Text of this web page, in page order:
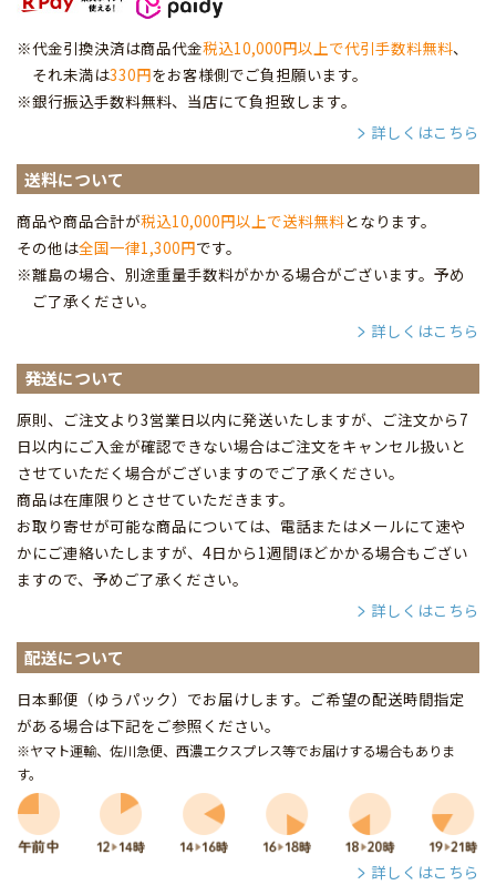
※代金引換決済は商品代金税込10,000円以上で代引手数料無料、
それ未満は330円をお客様側でご負担願います。
※銀行振込手数料無料、当店にて負担致します。
詳しくはこちら
送料について
商品や商品合計が税込10,000円以上で送料無料となります。
その他は全国一律1,300円です。
※離島の場合、別途重量手数料がかかる場合がございます。予め
ご了承ください。
詳しくはこちら
発送について
原則、ご注文より3営業日以内に発送いたしますが、ご注文から7
日以内にご入金が確認できない場合はご注文をキャンセル扱いと
させていただく場合がございますのでご了承ください。
商品は在庫限りとさせていただきます。
お取り寄せが可能な商品については、電話またはメールにて速や
かにご連絡いたしますが、4日から1週間ほどかかる場合もござい
ますので、予めご了承ください。
詳しくはこちら
配送について
日本郵便（ゆうパック）でお届けします。ご希望の配送時間指定
がある場合は下記をご参照ください。
※ヤマト運輸、佐川急便、西濃エクスプレス等でお届けする場合もありま
す。
詳しくはこちら